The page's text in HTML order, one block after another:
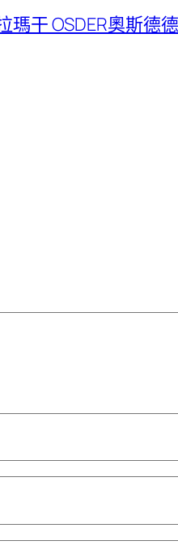
瑪干 OSDER奧斯德